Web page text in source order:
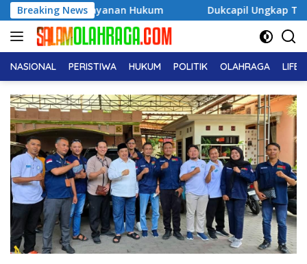
Langsung
ke
konten
Breaking News
Hukum Dukcapil Ungkap Tren Nama Anak
NASIONAL PERISTIWA HUKUM POLITIK OLAHRAGA